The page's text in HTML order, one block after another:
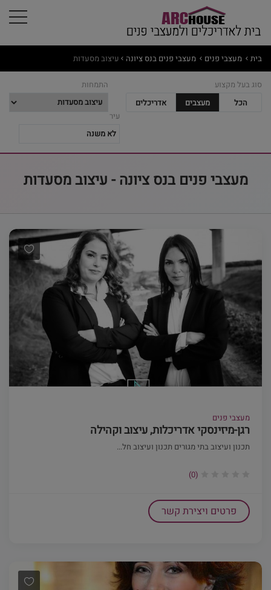
בית מעצבי פנים מעצבי פנים בנס ציונה עיצוב מסעדות
סוג בעל מקצוע
הכל
מעצבים אדריכלים
התמחות
עיר
מעצבי פנים בנס ציונה - עיצוב מסעדות
מעצבי פנים
רגן-מיזינסקי אדריכלות, עיצוב וקהילה
תכנון ועיצוב בתי מגורים תכנון ועיצוב חל...
(0)
פרטים ויצירת קשר